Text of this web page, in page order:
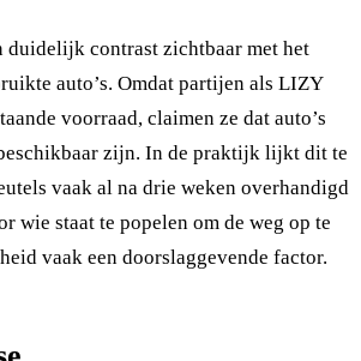
duidelijk contrast zichtbaar met het
auto’s. Omdat partijen als LIZY
voorraad, claimen ze dat auto’s
zijn. In de praktijk lijkt dit te
vaak al na drie weken overhandigd
wie staat te popelen om de weg op te
vaak een doorslaggevende factor.